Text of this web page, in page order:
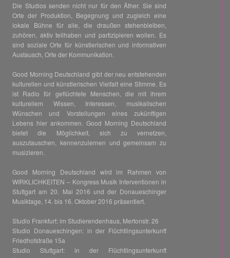
Die Studios senden nicht nur für den Äther. Sie sind
Orte der Produktion, Begegnung und zugleich eine
lokale Bühne für alle, die draußen stehenbleiben,
zuhören, aktiv teilhaben und partizipieren wollen. Es
sind soziale Orte für künstlerischen und informativen
Austausch, Orte der Kommunikation.
Good Morning Deutschland gibt der neu entstehenden
kulturellen und künstlerischen Vielfalt eine Stimme. Es
ist Radio für geflüchtete Menschen, die mit ihrem
kulturellem Wissen, Interessen, musikalischen
Wünschen und Vorstellungen eines zukünftigen
Lebens hier ankommen. Good Morning Deutschland
bietet die Möglichkeit, sich zu vernetzen,
auszutauschen, kennenzulernen und gemeinsam zu
musizieren.
Good Morning Deutschland wird im Rahmen von
WIRKLICHKEITEN – Kongress Musik Interventionen in
Stuttgart am 20. Mai 2016 und der Donaueschinger
Musiktage, 14. bis 16. Oktober 2016 präsentiert.
Studio Frankfurt: im Studierendenhaus, Mertonstr. 26
Studio Donaueschingen: in der Flüchtlingsunterkunft
Friedhofstraße 15a
Studio Stuttgart: in der Flüchtlingsunterkunft